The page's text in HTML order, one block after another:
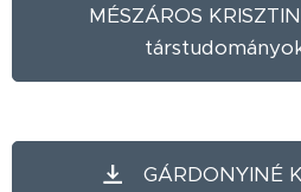
MÉSZÁROS
GÁRDONYINÉ